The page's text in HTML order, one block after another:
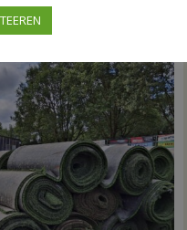
alle
kernen
Hardenberg
tot in...